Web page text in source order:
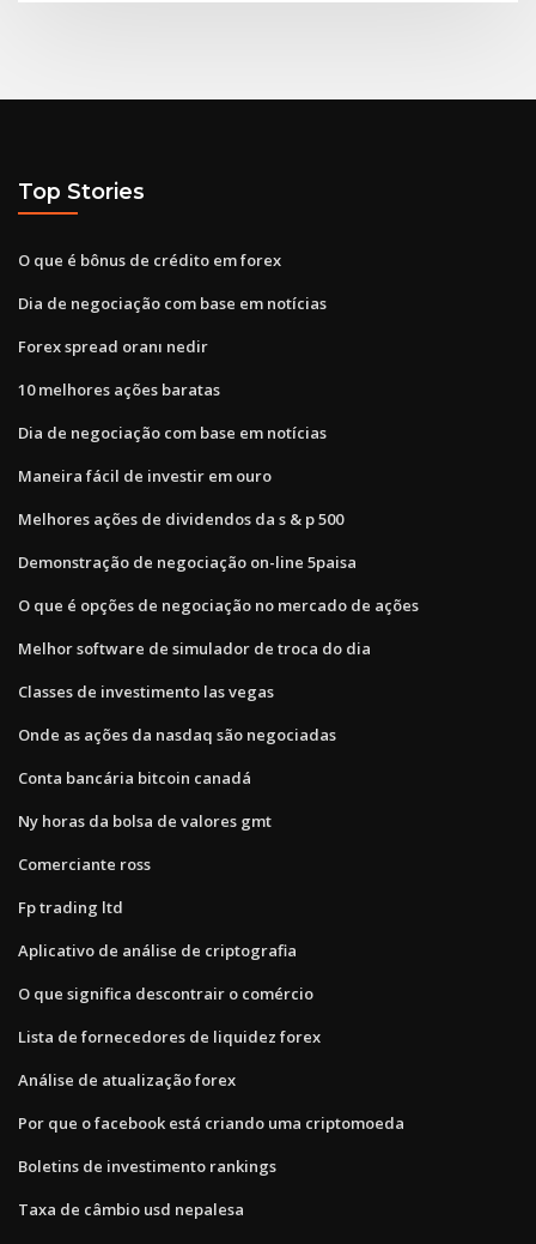
Top Stories
O que é bônus de crédito em forex
Dia de negociação com base em notícias
Forex spread oranı nedir
10 melhores ações baratas
Dia de negociação com base em notícias
Maneira fácil de investir em ouro
Melhores ações de dividendos da s & p 500
Demonstração de negociação on-line 5paisa
O que é opções de negociação no mercado de ações
Melhor software de simulador de troca do dia
Classes de investimento las vegas
Onde as ações da nasdaq são negociadas
Conta bancária bitcoin canadá
Ny horas da bolsa de valores gmt
Comerciante ross
Fp trading ltd
Aplicativo de análise de criptografia
O que significa descontrair o comércio
Lista de fornecedores de liquidez forex
Análise de atualização forex
Por que o facebook está criando uma criptomoeda
Boletins de investimento rankings
Taxa de câmbio usd nepalesa